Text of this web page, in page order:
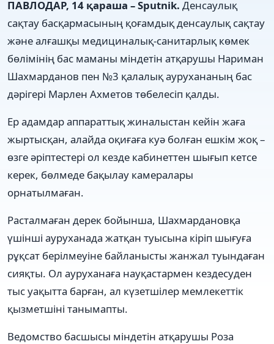
ПАВЛОДАР, 14 қараша – Sputnik. Денсаулық
сақтау басқармасының қоғамдық денсаулық сақтау
және алғашқы медициналық-санитарлық көмек
бөлімінің бас маманы міндетін атқарушы Нариман
Шахмарданов пен №3 қалалық аурухананың бас
дәрігері Марлен Ахметов төбелесіп қалды.
Ер адамдар аппараттық жиналыстан кейін жаға
жыртысқан, алайда оқиғаға куә болған ешкім жоқ –
өзге әріптестері ол кезде кабинеттен шығып кетсе
керек, бөлмеде бақылау камералары
орнатылмаған.
Расталмаған дерек бойынша, Шахмардановқа
үшінші ауруханада жатқан туысына кіріп шығуға
рұқсат берілмеуіне байланысты жанжал туындаған
сияқты. Ол ауруханаға науқастармен кездесуден
тыс уақытта барған, ал күзетшілер мемлекеттік
қызметшіні танымапты.
Ведомство басшысы міндетін атқарушы Роза